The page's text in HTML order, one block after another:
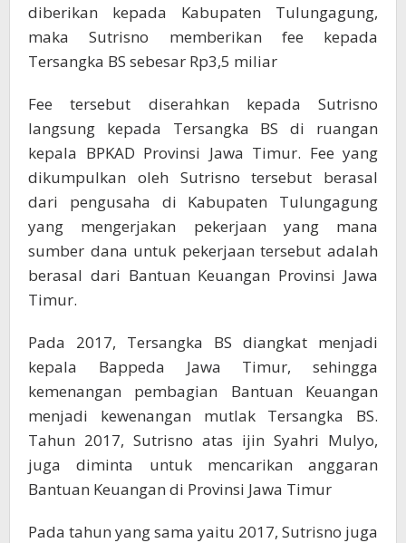
diberikan kepada Kabupaten Tulungagung,
maka Sutrisno memberikan fee kepada
Tersangka BS sebesar Rp3,5 miliar
Fee tersebut diserahkan kepada Sutrisno
langsung kepada Tersangka BS di ruangan
kepala BPKAD Provinsi Jawa Timur. Fee yang
dikumpulkan oleh Sutrisno tersebut berasal
dari pengusaha di Kabupaten Tulungagung
yang mengerjakan pekerjaan yang mana
sumber dana untuk pekerjaan tersebut adalah
berasal dari Bantuan Keuangan Provinsi Jawa
Timur.
Pada 2017, Tersangka BS diangkat menjadi
kepala Bappeda Jawa Timur, sehingga
kemenangan pembagian Bantuan Keuangan
menjadi kewenangan mutlak Tersangka BS.
Tahun 2017, Sutrisno atas ijin Syahri Mulyo,
juga diminta untuk mencarikan anggaran
Bantuan Keuangan di Provinsi Jawa Timur
Pada tahun yang sama yaitu 2017, Sutrisno juga